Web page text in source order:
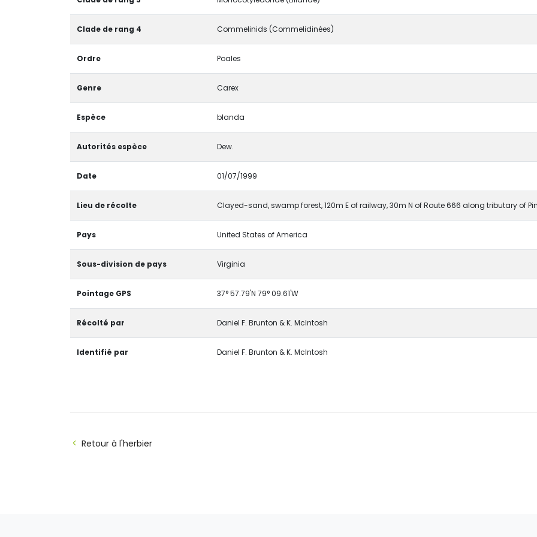
Clade de rang 4 Commelinids (Commelidinées)
Ordre Poales
Genre Carex
Espèce blanda
Autorités espèce Dew.
Date 01/07/1999
Lieu de récolte Clayed-sand, swamp forest, 120m E of railway, 30m N of Route 666 along tributary of
Pays United States of America
Sous-division de pays Virginia
Pointage GPS 37° 57.79'N 79° 09.61'W
Récolté par Daniel F. Brunton & K. McIntosh
Identifié par Daniel F. Brunton & K. McIntosh
Retour à l'herbier